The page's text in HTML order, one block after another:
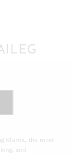
Klarna, the most
and